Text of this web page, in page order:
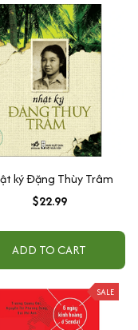
ký Đặng Thùy Trâm
$22.99
ADD TO CART
SALE